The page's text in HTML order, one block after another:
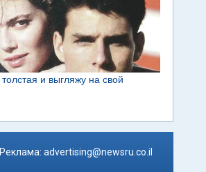
Реклама: advertising@newsru.co.il